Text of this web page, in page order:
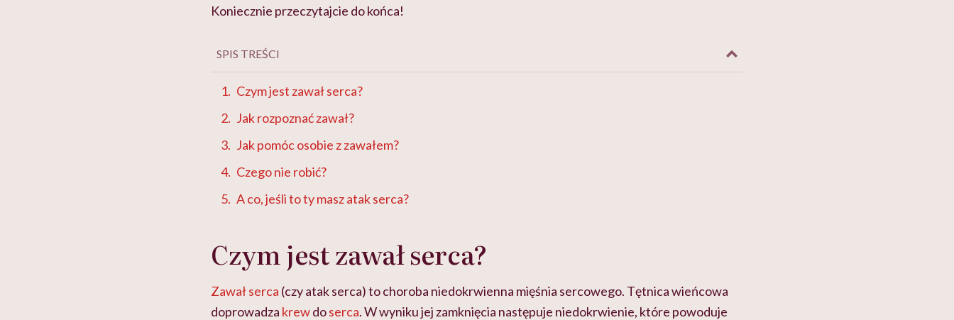
Koniecznie przeczytajcie do końca!
SPIS TREŚCI
Czym jest zawał serca?
Jak rozpoznać zawał?
Jak pomóc osobie z zawałem?
Czego nie robić?
A co, jeśli to ty masz atak serca?
Czym jest zawał serca?
Zawał serca (czy atak serca) to choroba niedokrwienna mięśnia sercowego. Tętnica wieńcowa
doprowadza krewdoserca. W wyniku jej zamknięcia następuje niedokrwienie, które powoduje